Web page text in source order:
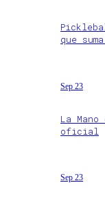
que
Sep 23
La
oficial
Sep 23